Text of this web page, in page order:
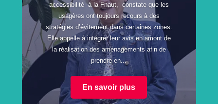
accessibilité à la Fnaut, constate que les
usagères ont toujours recours à des
stratégies d’évitement dans certaines zones.
Elle appelle à intégrer leur avis en amont de
la réalisation des aménagements afin de
prendre en...
En savoir plus